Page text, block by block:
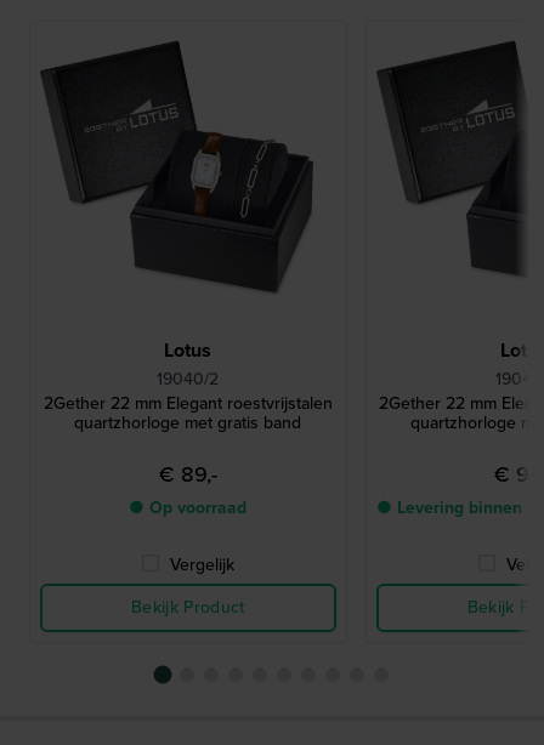
Lotus
19040/2
2Gether 22 mm Elegant roestvrijstalen
quartzhorloge met gratis band
€ 89,-
● Op voorraad
Vergelijk
Bekijk Product
2Gether 22 mm
quartzhorloge
€
● Levering binnen
Bekijk